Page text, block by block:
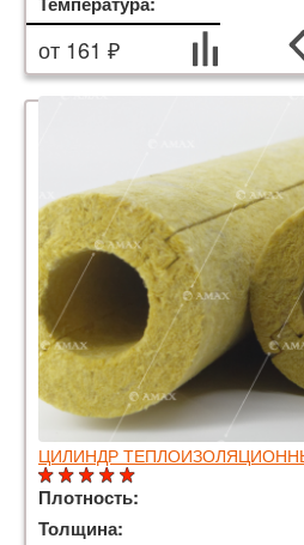
от 161 ₽
ЦИЛИНДР
Плотность:
Толщина: